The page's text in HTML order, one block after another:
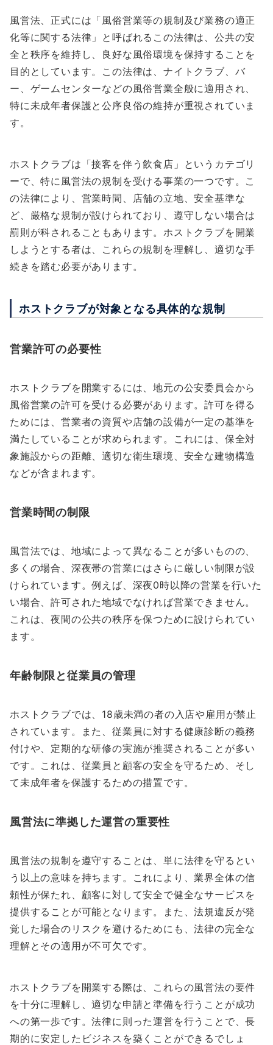
風営法、正式には「風俗営業等の規制及び業務の適正
化等に関する法律」と呼ばれるこの法律は、公共の安
全と秩序を維持し、良好な風俗環境を保持することを
目的としています。この法律は、ナイトクラブ、バ
ー、ゲームセンターなどの風俗営業全般に適用され、
特に未成年者保護と公序良俗の維持が重視されていま
す。
ホストクラブは「接客を伴う飲食店」というカテゴリ
ーで、特に風営法の規制を受ける事業の一つです。こ
の法律により、営業時間、店舗の立地、安全基準な
ど、厳格な規制が設けられており、遵守しない場合は
罰則が科されることもあります。ホストクラブを開業
しようとする者は、これらの規制を理解し、適切な手
続きを踏む必要があります。
ホストクラブが対象となる具体的な規制
営業許可の必要性
ホストクラブを開業するには、地元の公安委員会から
風俗営業の許可を受ける必要があります。許可を得る
ためには、営業者の資質や店舗の設備が一定の基準を
満たしていることが求められます。これには、保全対
象施設からの距離、適切な衛生環境、安全な建物構造
などが含まれます。
営業時間の制限
風営法では、地域によって異なることが多いものの、
多くの場合、深夜帯の営業にはさらに厳しい制限が設
けられています。例えば、深夜0時以降の営業を行いた
い場合、許可された地域でなければ営業できません。
これは、夜間の公共の秩序を保つために設けられてい
ます。
年齢制限と従業員の管理
ホストクラブでは、18歳未満の者の入店や雇用が禁止
されています。また、従業員に対する健康診断の義務
付けや、定期的な研修の実施が推奨されることが多い
です。これは、従業員と顧客の安全を守るため、そし
て未成年者を保護するための措置です。
風営法に準拠した運営の重要性
風営法の規制を遵守することは、単に法律を守るとい
う以上の意味を持ちます。これにより、業界全体の信
頼性が保たれ、顧客に対して安全で健全なサービスを
提供することが可能となります。また、法規違反が発
覚した場合のリスクを避けるためにも、法律の完全な
理解とその適用が不可欠です。
ホストクラブを開業する際は、これらの風営法の要件
を十分に理解し、適切な申請と準備を行うことが成功
への第一歩です。法律に則った運営を行うことで、長
期的に安定したビジネスを築くことができるでしょ